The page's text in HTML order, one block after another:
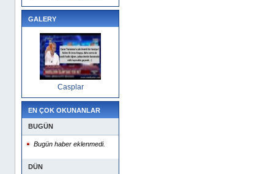
GALERY
Casplar
EN ÇOK OKUNANLAR
BUGÜN
Bugün haber eklenmedi.
DÜN